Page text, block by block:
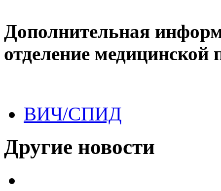
Дополнительная
отделение
ВИЧ/СПИД
Другие новости